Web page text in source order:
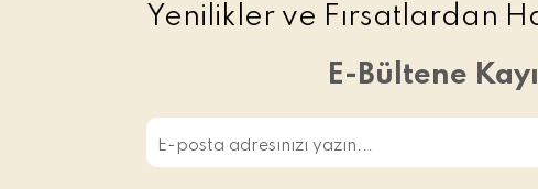
Yenilikler ve Fırsatlardan
E-Bültene